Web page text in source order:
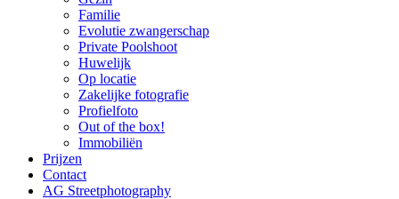
Familie
Evolutie zwangerschap
Private Poolshoot
Huwelijk
Op locatie
Zakelijke fotografie
Profielfoto
Out of the box!
Immobiliën
Prijzen
Contact
AG Streetphotography